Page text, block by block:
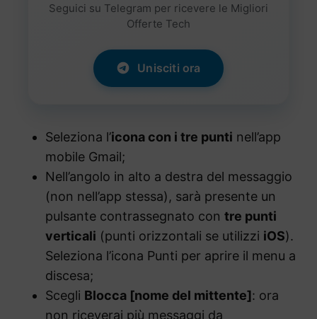
Seguici su Telegram per ricevere le Migliori
Offerte Tech
Unisciti ora
Seleziona l’icona con i tre punti nell’app
mobile Gmail;
Nell’angolo in alto a destra del messaggio
(non nell’app stessa), sarà presente un
pulsante contrassegnato con tre punti
verticali (punti orizzontali se utilizzi iOS).
Seleziona l’icona Punti per aprire il menu a
discesa;
Scegli Blocca [nome del mittente]: ora
non riceverai più messaggi da